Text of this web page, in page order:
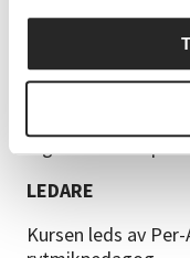
beroende på vad
Inga förkunskaper
LEDARE
Kursen leds av